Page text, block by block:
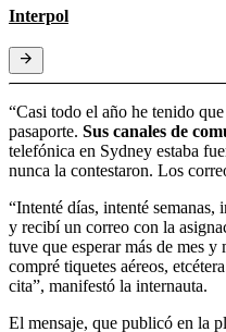
Interpol
“Casi todo el año he tenido
pasaporte. Sus canales de
telefónica en Sydney estaba
nunca la contestaron. Los
“Intenté días, intenté semanas,
y recibí un correo con la
tuve que esperar más de mes
compré tiquetes aéreos,
cita”, manifestó la internauta.
El mensaje, que publicó en la